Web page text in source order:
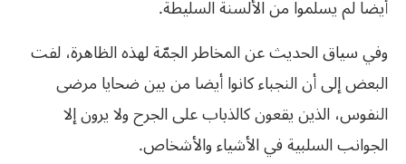
أيضا لم يسلموا من الألسنة السليطة.
وفي سياق الحديث عن المخاطر الجمّة لهذه الظاهرة، لفت
البعض إلى أن النجباء كانوا أيضا من بين ضحايا مرضى
النفوس، الذين يقعون كالذباب على الجرح ولا يرون إلا
الجوانب السلبية في الأشياء والأشخاص.